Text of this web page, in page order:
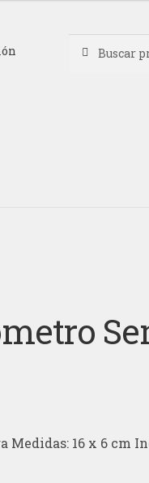
por:
Medidas: 16 x 6 cm